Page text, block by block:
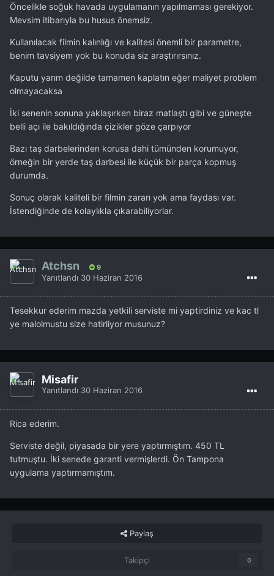
Öncelikle soğuk havada uygulamanın yapılmaması gerekiyor.
Mevsim itibarıyla bu husus önemsiz.
Kullanılacak filmin kalınlığı ve kalitesi önemli bir parametre,
benim tavsiyem yok bu konuda siz araştırırsınız.
Kaputu yarım değilde tamamen kaplatın eğer maliyet problem
olmayacaksa
İki senenin sonuna yaklaşırken biraz matlaştı gibi ve güneşte
belli açı ile bakıldığında çizikler göze çarpıyor
Bazı taş darbelerinden korusa dahi tümünden korumuyor,
örneğin bir yerde taş darbesi ile küçük bir parça kopmuş
durumda.
Sonuç olarak kaliteli bir filmin zararı yok ama faydası var.
İstendiğinde de kolaylıkla çıkarabiliyorlar.
Atchsn 9
Yanıtlandı 30 Haziran 2016
Tesekkur ederim mazda yetkili serviste mi yaptirdiniz ve kac tl
ye malolmustu size hatirliyor musunuz?
Misafir
Yanıtlandı 30 Haziran 2016
Rica ederim.
Serviste değil, piyasada bir yere yaptırmıştım. 450 TL
tutmuştu. İki senede garanti vermişlerdi. Ön Tampona
uygulama yaptırmamıştım.
Paylaş
Takipçi 0